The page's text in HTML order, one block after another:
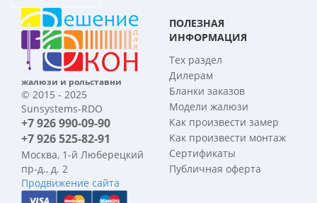
жалюзи и рольставни
© 2015 - 2025
Sunsystems-RDO
+7 926 990-09-90
+7 926 525-82-91
Москва, 1-й Люберецкий
пр-д., д. 2
Продвижение сайта
ПОЛЕЗНАЯ
ИНФОРМАЦИЯ
Тех раздел
Дилерам
Бланки заказов
Модели жалюзи
Как произвести замер
Как произвести монтаж
Сертификаты
Публичная оферта